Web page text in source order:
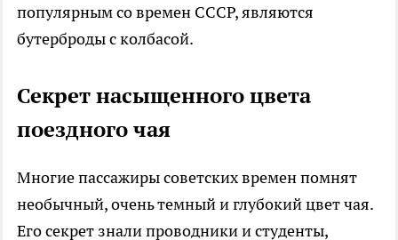
популярным со времен СССР, являются
бутерброды с колбасой.
Секрет насыщенного цвета
поездного чая
Многие пассажиры советских времен помнят
необычный, очень темный и глубокий цвет чая.
Его секрет знали проводники и студенты,